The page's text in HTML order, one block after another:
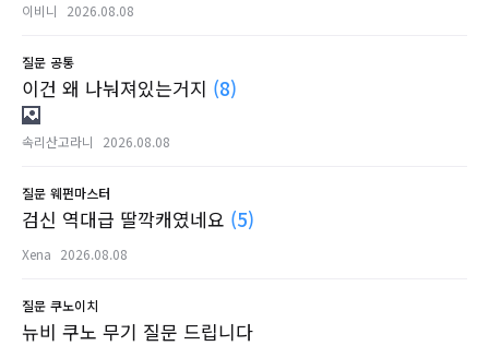
이비니 2026.08.08
질문 공통
이건 왜 나눠져있는거지 (8)
속리산고라니 2026.08.08
질문 웨펀마스터
검신 역대급 딸깍캐였네요 (5)
Xena 2026.08.08
질문 쿠노이치
뉴비 쿠노 무기 질문 드립니다